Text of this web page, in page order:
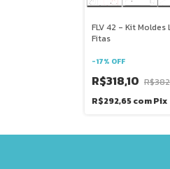
FLV 42 - Kit Moldes
Fitas
-17% OFF
R$318,10
R$292,65comPix